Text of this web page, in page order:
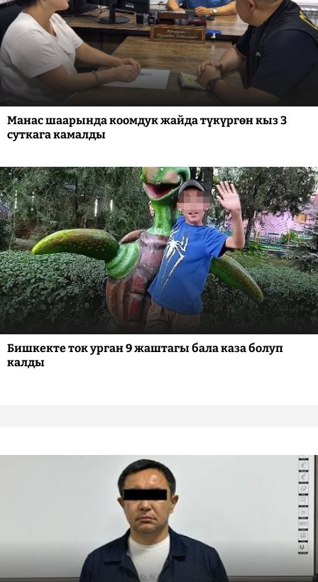
Манас шаарында коомдук жайда түкүргөн кыз 3
суткага камалды
Бишкекте ток урган 9 жаштагы бала каза болуп
калды